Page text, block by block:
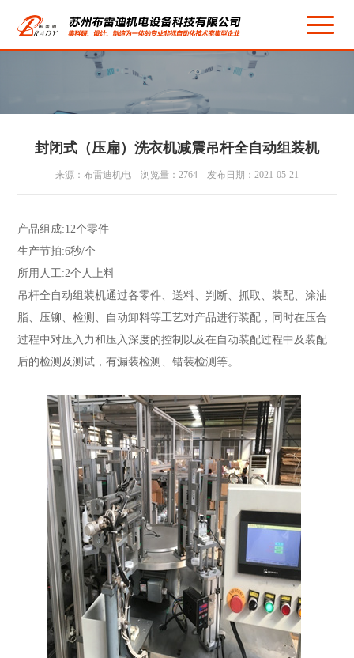
封闭式（压扁）洗衣机减震吊杆全自动组装机
来源：布雷迪机电 浏览量：2764 发布日期：2021-05-21
产品组成:12个零件
生产节拍:6秒/个
所用人工:2个人上料
吊杆全自动组装机通过各零件、送料、判断、抓取、装配、涂油
脂、压铆、检测、自动卸料等工艺对产品进行装配，同时在压合
过程中对压入力和压入深度的控制以及在自动装配过程中及装配
后的检测及测试，有漏装检测、错装检测等。